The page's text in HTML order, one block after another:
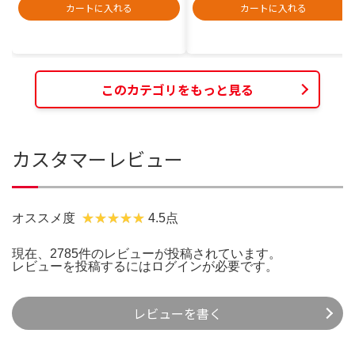
カートに入れる
カートに入れる
このカテゴリをもっと見る
カスタマーレビュー
オススメ度 4.5点
現在、2785件のレビューが投稿されています。
レビューを投稿するには ログインが必要です。
レビューを書く